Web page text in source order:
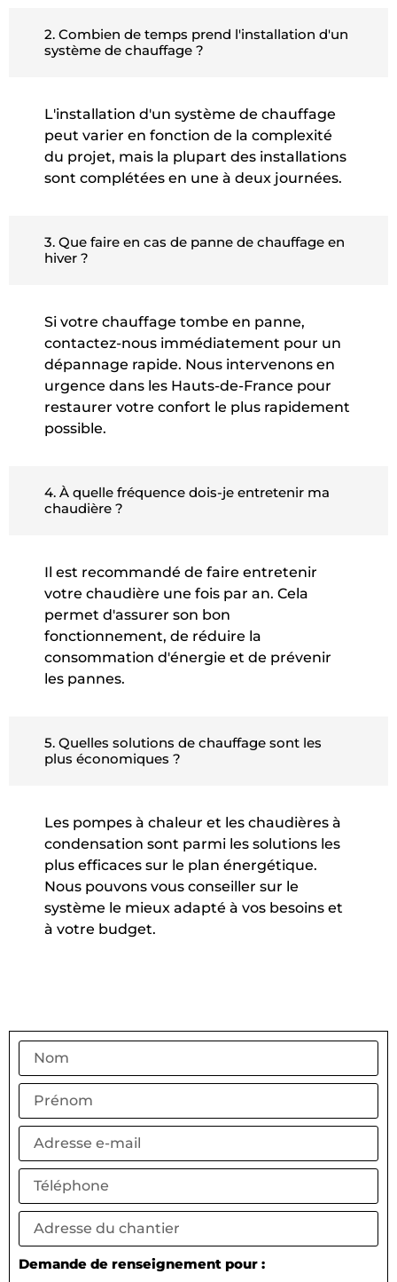
2. Combien de temps prend l'installation d'un
système de chauffage ?
L'installation d'un système de chauffage
peut varier en fonction de la complexité
du projet, mais la plupart des installations
sont complétées en une à deux journées.
3. Que faire en cas de panne de chauffage en
hiver ?
Si votre chauffage tombe en panne,
contactez-nous immédiatement pour un
dépannage rapide. Nous intervenons en
urgence dans les Hauts-de-France pour
restaurer votre confort le plus rapidement
possible.
4. À quelle fréquence dois-je entretenir ma
chaudière ?
Il est recommandé de faire entretenir
votre chaudière une fois par an. Cela
permet d'assurer son bon
fonctionnement, de réduire la
consommation d'énergie et de prévenir
les pannes.
5. Quelles solutions de chauffage sont les
plus économiques ?
Les pompes à chaleur et les chaudières à
condensation sont parmi les solutions les
plus efficaces sur le plan énergétique.
Nous pouvons vous conseiller sur le
système le mieux adapté à vos besoins et
à votre budget.
Demande de renseignement pour :